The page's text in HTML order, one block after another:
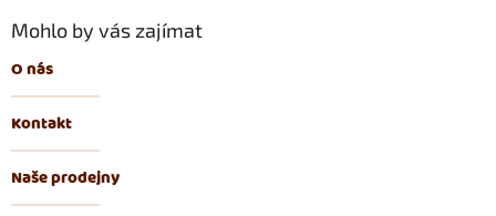
Mohlo by vás zajímat
O nás
Kontakt
Naše prodejny